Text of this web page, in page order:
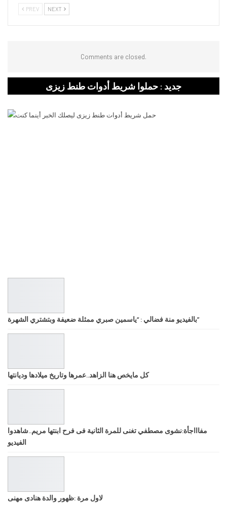
PREV NEXT
Comments are closed.
جديد : حملوا شريط أدوات طنط زيزى
بالفيديو منة فضالي : “ياسمين صبري ممثلة ضعيفة وبتشتري الشهرة”
كل مايخص هنا الزاهد..عمرها وتاريخ ميلادها وديانتها
مفاااجأة:نشوى مصطفي تغنى للمرة الثانية فى فرح ابنتها مريم..شاهدوا
الفيديو
لاول مرة :ظهور والدة هنادى مهنى